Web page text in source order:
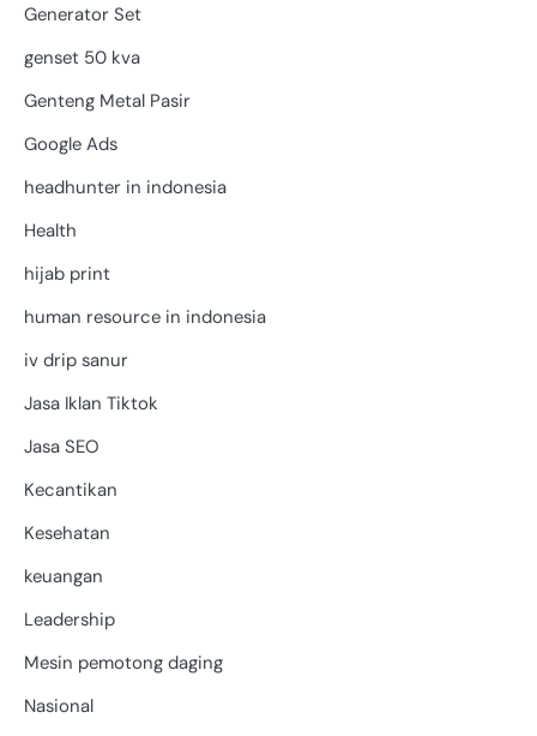
Generator Set
genset 50 kva
Genteng Metal Pasir
Google Ads
headhunter in indonesia
Health
hijab print
human resource in indonesia
iv drip sanur
Jasa Iklan Tiktok
Jasa SEO
Kecantikan
Kesehatan
keuangan
Leadership
Mesin pemotong daging
Nasional